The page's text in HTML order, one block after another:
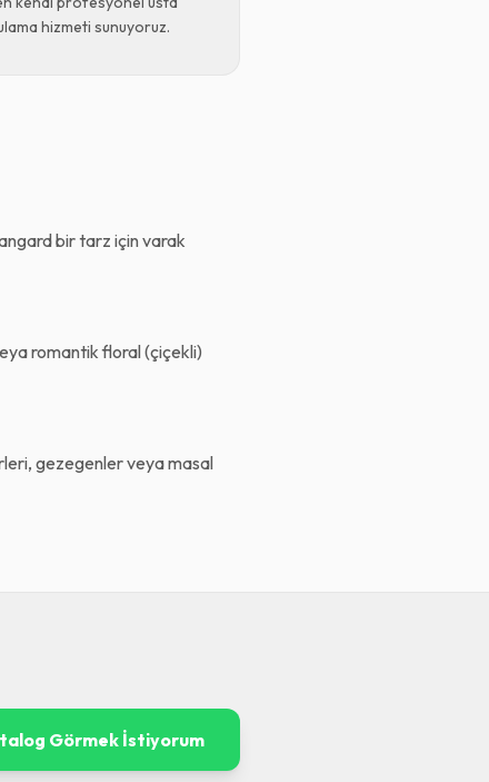
hizmeti sunuyoruz.
bir tarz için varak
romantik floral (çiçekli)
gezegenler veya masal
Görmek İstiyorum